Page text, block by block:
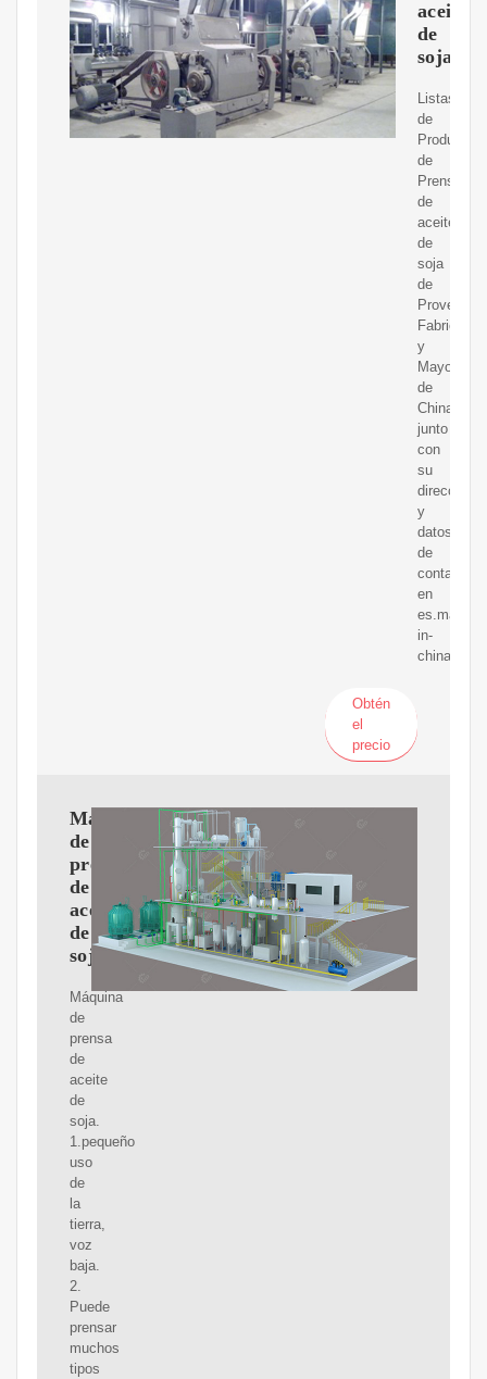
aceite
de
soja
Listas
de
Productos
de
Prensa
de
aceite
de
soja
de
y
Mayoristas
de
China,
junto
con
su
dirección
y
datos
de
contacto
en
es.made-
in-
china.com
Obtén
el
precio
Máquina
de
prensa
de
aceite
de
soja
Máquina
de
prensa
de
aceite
de
soja.
1.pequeño
uso
de
la
tierra,
voz
baja.
2.
Puede
prensar
muchos
tipos